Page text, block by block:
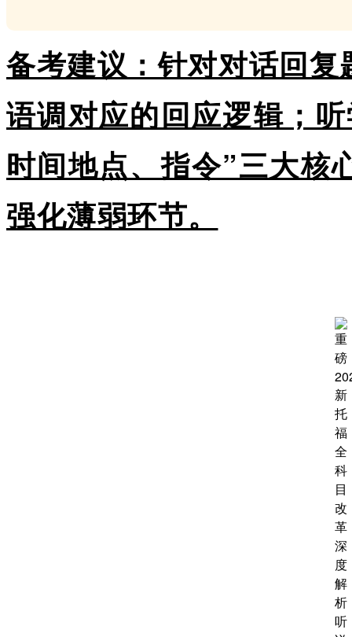
备考建议：针对对话回
语调对应的回应逻辑；
时间地点、指令”三大核
强化薄弱环节。